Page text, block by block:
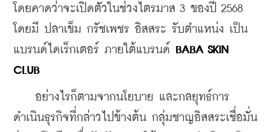
โดยคาดว่าจะเปิดตัวในช่วงไตรมาส 3 ของปี 2568
โดยมี ปลาเข็ม กรัชเพชร อิสสระ รับตำแหน่ง เป็น
แบรนด์ไดเร็กเตอร์ ภายใต้แบรนด์ BABA SKIN
CLUB
อย่างไรก็ตามจากนโยบาย และกลยุทธ์การ
ดำเนินธุรกิจที่กล่าวไปข้างต้น กลุ่มชาญอิสสระเชื่อมั่น